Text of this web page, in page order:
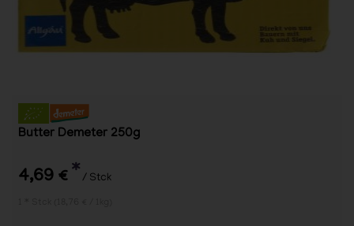
Butter Demeter 250g
4,69 € * / Stck